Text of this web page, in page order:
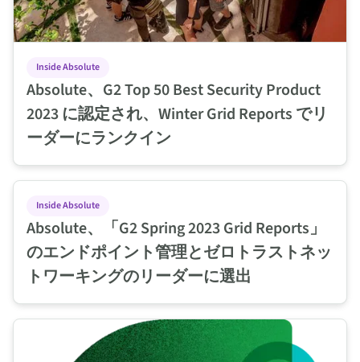
Inside Absolute
Absolute、G2 Top 50 Best Security Product
2023 に認定され、Winter Grid Reports でリ
ーダーにランクイン
Inside Absolute
Absolute、「G2 Spring 2023 Grid Reports」
のエンドポイント管理とゼロトラストネッ
トワーキングのリーダーに選出
Absolute Software、2023 Gartner Market Guide for Zero